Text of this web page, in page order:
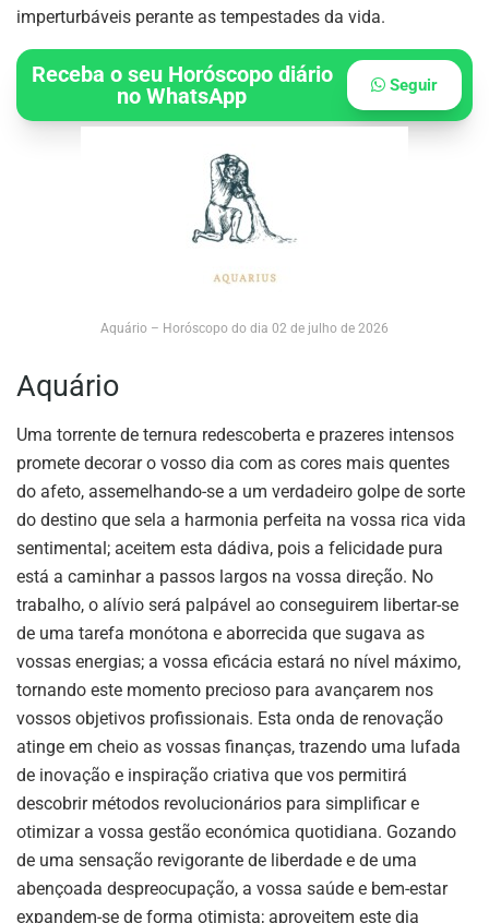
imperturbáveis perante as tempestades da vida.
Receba o seu Horóscopo diário
no WhatsApp
Seguir
Aquário – Horóscopo do dia 02 de julho de 2026
Aquário
Uma torrente de ternura redescoberta e prazeres intensos
promete decorar o vosso dia com as cores mais quentes
do afeto, assemelhando-se a um verdadeiro golpe de sorte
do destino que sela a harmonia perfeita na vossa rica vida
sentimental; aceitem esta dádiva, pois a felicidade pura
está a caminhar a passos largos na vossa direção. No
trabalho, o alívio será palpável ao conseguirem libertar-se
de uma tarefa monótona e aborrecida que sugava as
vossas energias; a vossa eficácia estará no nível máximo,
tornando este momento precioso para avançarem nos
vossos objetivos profissionais. Esta onda de renovação
atinge em cheio as vossas finanças, trazendo uma lufada
de inovação e inspiração criativa que vos permitirá
descobrir métodos revolucionários para simplificar e
otimizar a vossa gestão económica quotidiana. Gozando
de uma sensação revigorante de liberdade e de uma
abençoada despreocupação, a vossa saúde e bem-estar
expandem-se de forma otimista; aproveitem este dia